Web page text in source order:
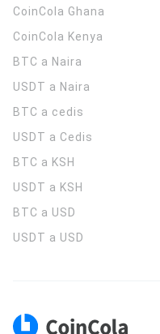
CoinCola Ghana
CoinCola Kenya
BTC a Naira
USDT a Naira
BTC a cedis
USDT a Cedis
BTC a KSH
USDT a KSH
BTC a USD
USDT a USD